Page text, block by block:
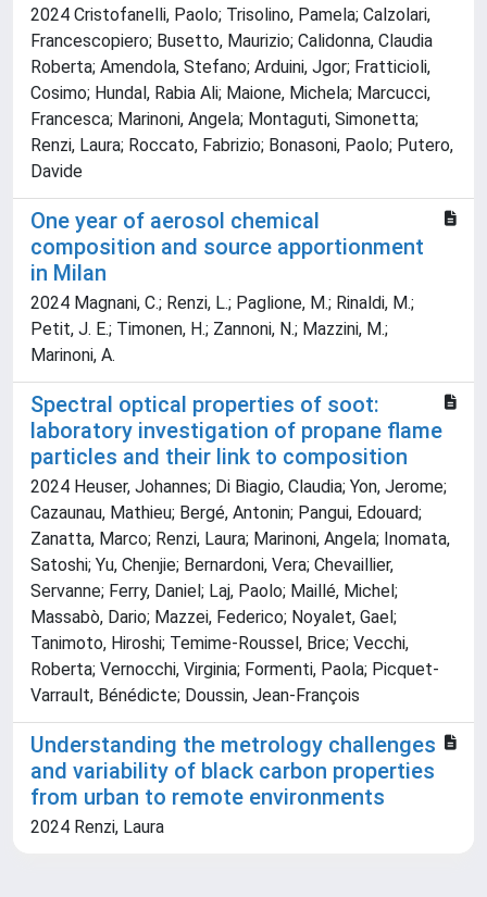
2024 Cristofanelli, Paolo; Trisolino, Pamela; Calzolari,
Francescopiero; Busetto, Maurizio; Calidonna, Claudia
Roberta; Amendola, Stefano; Arduini, Jgor; Fratticioli,
Cosimo; Hundal, Rabia Ali; Maione, Michela; Marcucci,
Francesca; Marinoni, Angela; Montaguti, Simonetta;
Renzi, Laura; Roccato, Fabrizio; Bonasoni, Paolo; Putero,
Davide
One year of aerosol chemical
composition and source apportionment
in Milan
2024 Magnani, C.; Renzi, L.; Paglione, M.; Rinaldi, M.;
Petit, J. E.; Timonen, H.; Zannoni, N.; Mazzini, M.;
Marinoni, A.
Spectral optical properties of soot:
laboratory investigation of propane flame
particles and their link to composition
2024 Heuser, Johannes; Di Biagio, Claudia; Yon, Jerome;
Cazaunau, Mathieu; Bergé, Antonin; Pangui, Edouard;
Zanatta, Marco; Renzi, Laura; Marinoni, Angela; Inomata,
Satoshi; Yu, Chenjie; Bernardoni, Vera; Chevaillier,
Servanne; Ferry, Daniel; Laj, Paolo; Maillé, Michel;
Massabò, Dario; Mazzei, Federico; Noyalet, Gael;
Tanimoto, Hiroshi; Temime-Roussel, Brice; Vecchi,
Roberta; Vernocchi, Virginia; Formenti, Paola; Picquet-
Varrault, Bénédicte; Doussin, Jean-François
Understanding the metrology challenges
and variability of black carbon properties
from urban to remote environments
2024 Renzi, Laura